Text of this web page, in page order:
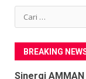
Cari
untuk:
BREAKING
Sinergi